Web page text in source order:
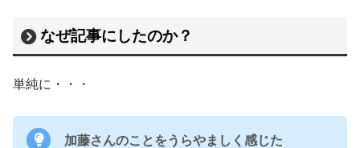
なぜ記事にしたのか？
単純に・・・
加藤さんのことをうらやましく感じた